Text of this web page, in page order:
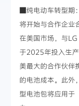
■纯电动车转型期
将开始与合作企业
在美国市场，与
于2025年投入生
美最大的合作伙伴
的电池成本。此外
型电池包将应用